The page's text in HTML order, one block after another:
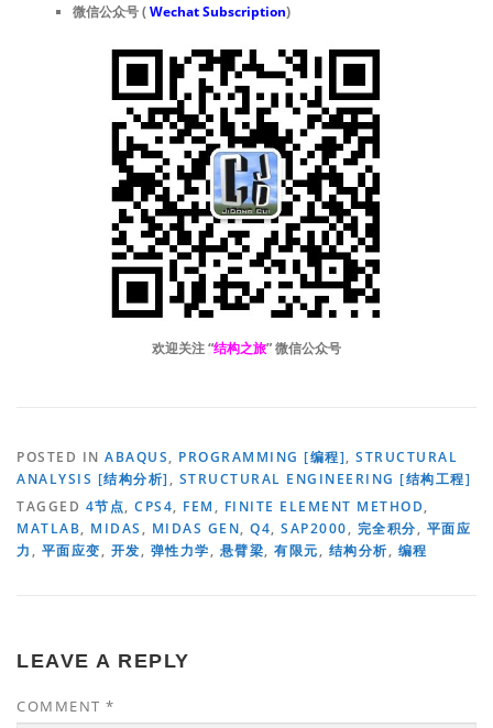
微信公众号 (Wechat Subscription)
欢迎关注 “结构之旅” 微信公众号
POSTED IN ABAQUS, PROGRAMMING [编程], STRUCTURAL
ANALYSIS [结构分析] , STRUCTURAL ENGINEERING [结构工程]
TAGGED 4节点, CPS4, FEM , FINITE ELEMENT METHOD,
MATLAB, MIDAS , MIDAS GEN, Q4, SAP2000, 完全积分, 平面应
力 , 平面应变, 开发, 弹性力学, 悬臂梁, 有限元, 结构分析, 编程
LEAVE A REPLY
COMMENT *